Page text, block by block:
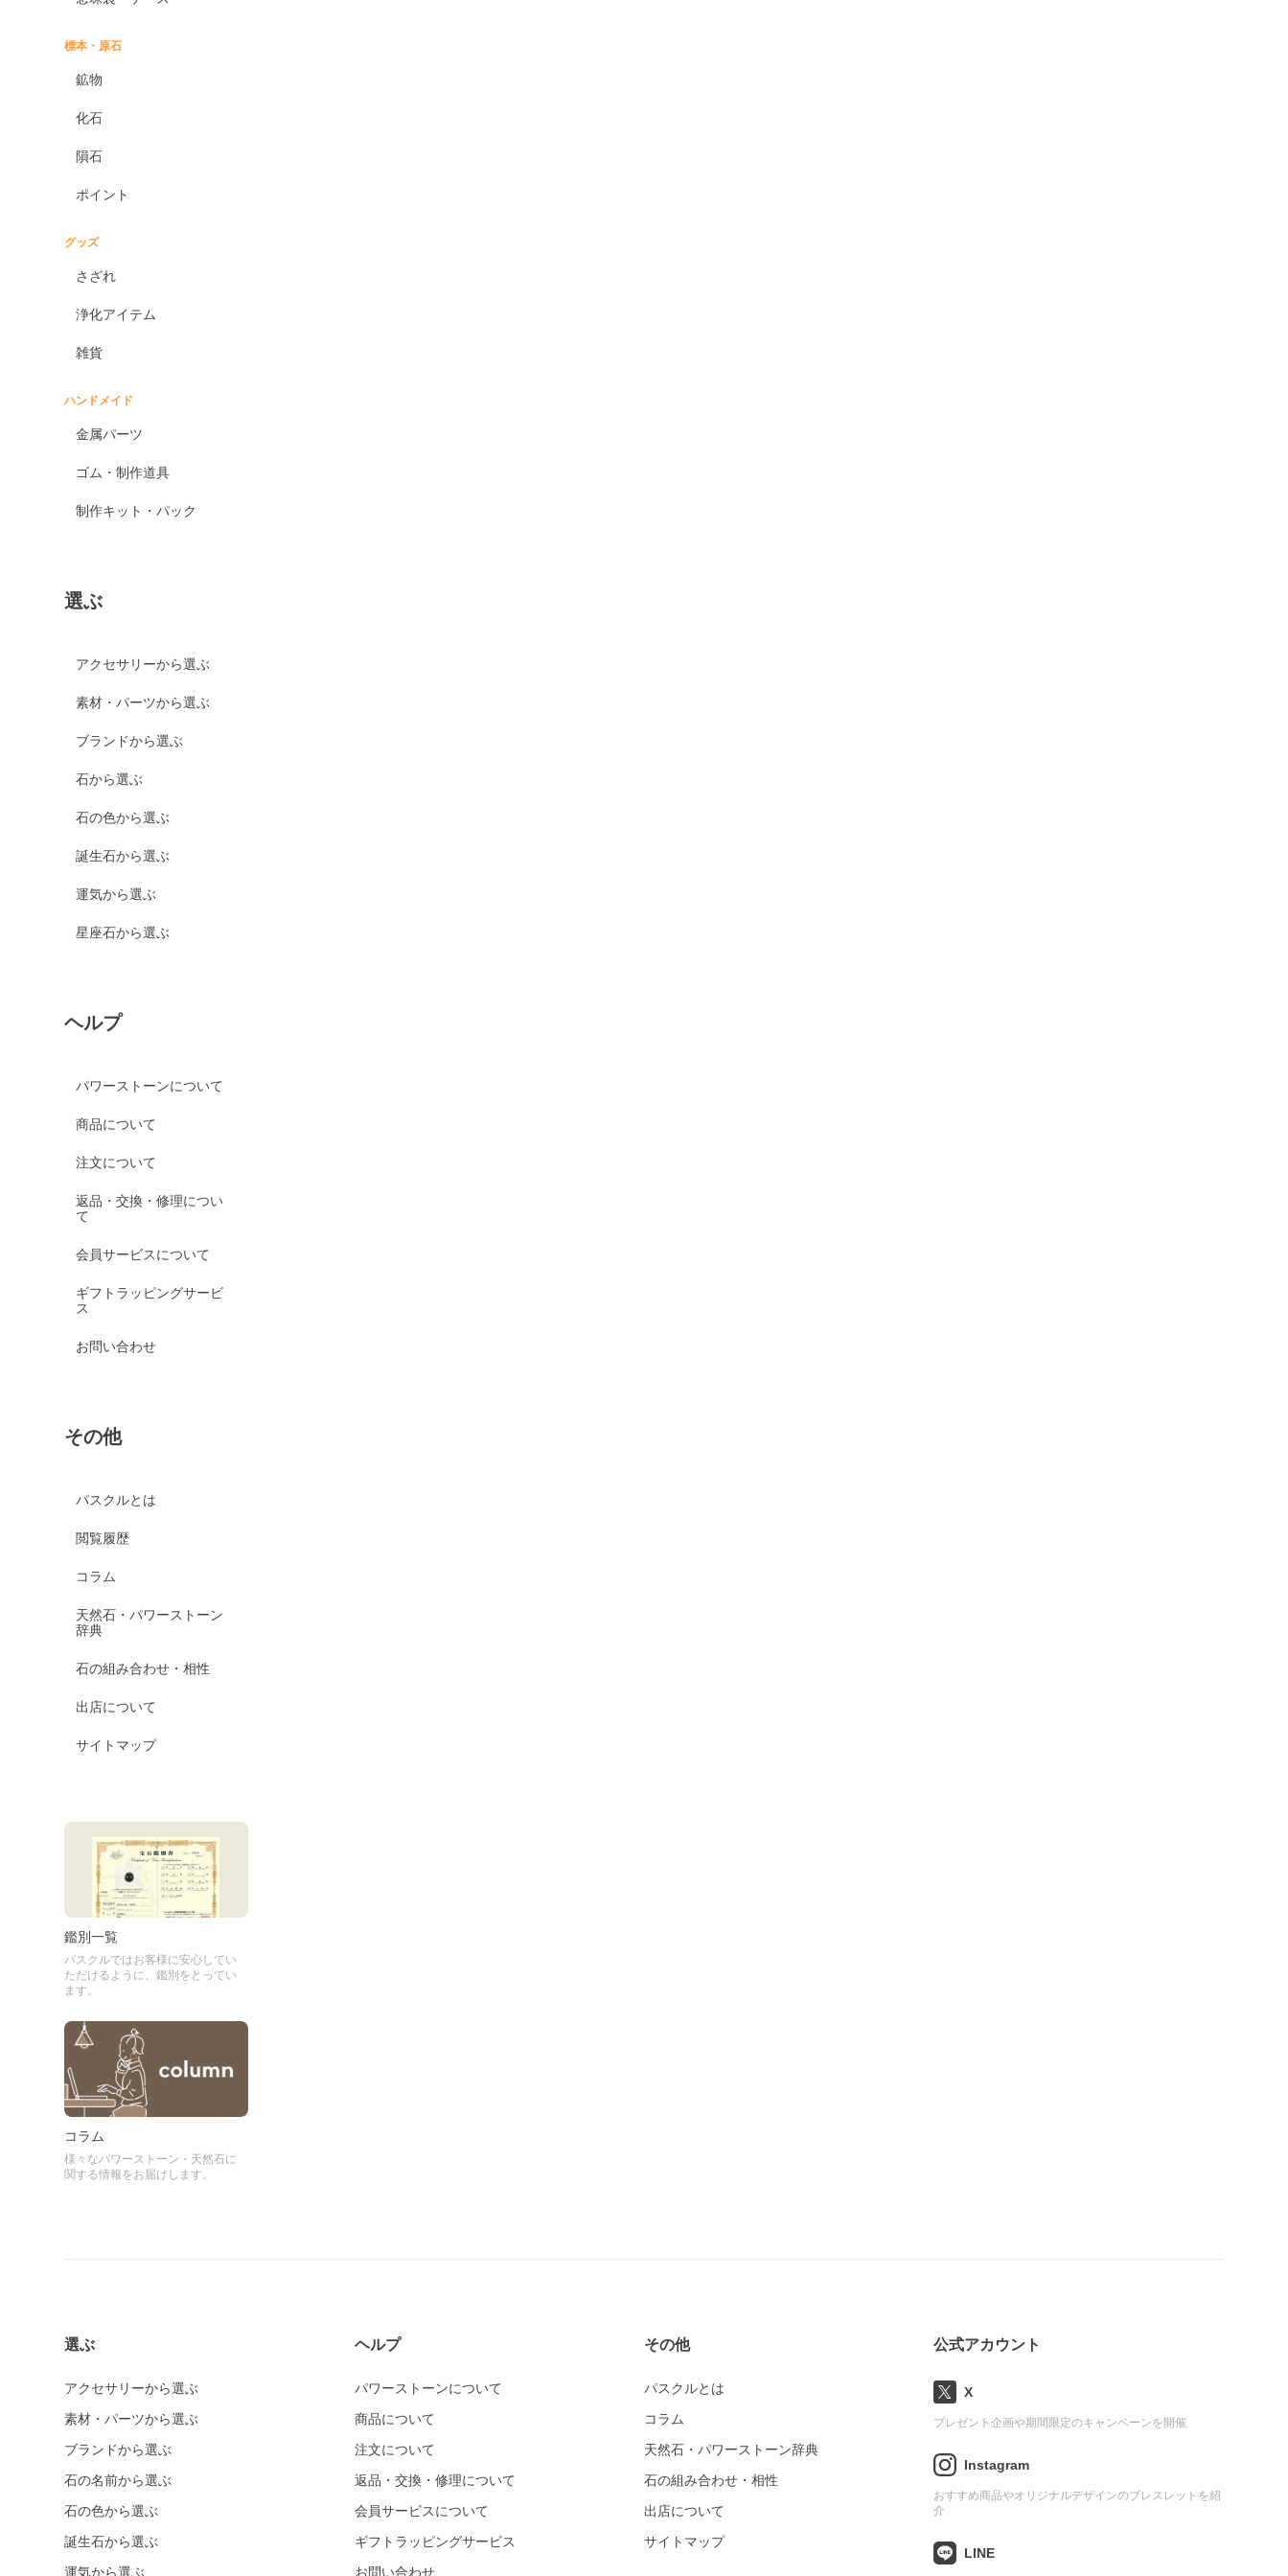
標本・原石
鉱物
化石
隕石
ポイント
グッズ
さざれ
浄化アイテム
雑貨
ハンドメイド
金属パーツ
ゴム・制作道具
制作キット・パック
選ぶ
アクセサリーから選ぶ
素材・パーツから選ぶ
ブランドから選ぶ
石から選ぶ
石の色から選ぶ
誕生石から選ぶ
運気から選ぶ
星座石から選ぶ
ヘルプ
パワーストーンについて
商品について
注文について
返品・交換・修理につい
て
会員サービスについて
ギフトラッピングサービ
ス
お問い合わせ
その他
パスクルとは
閲覧履歴
コラム
天然石・パワーストーン
辞典
石の組み合わせ・相性
出店について
サイトマップ
鑑別一覧
パスクルではお客様に安心してい
ただけるように、鑑別をとってい
ます。
コラム
様々なパワーストーン・天然石に
関する情報をお届けします。
選ぶ
アクセサリーから選ぶ
素材・パーツから選ぶ
ブランドから選ぶ
石の名前から選ぶ
石の色から選ぶ
誕生石から選ぶ
運気から選ぶ
ヘルプ
パワーストーンについて
商品について
注文について
返品・交換・修理について
会員サービスについて
ギフトラッピングサービス
お問い合わせ
その他
パスクルとは
コラム
天然石・パワーストーン辞典
石の組み合わせ・相性
出店について
サイトマップ
公式アカウント
X
プレゼント企画や期間限定のキャンペーンを開催
Instagram
おすすめ商品やオリジナルデザインのブレスレットを紹
介
LINE